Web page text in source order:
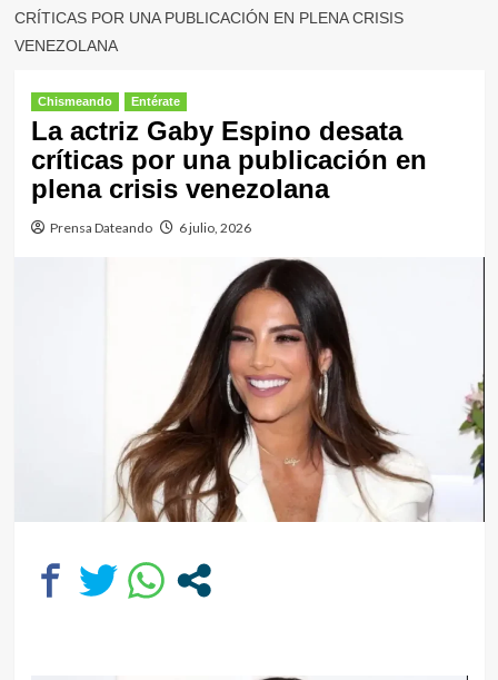
CRÍTICAS POR UNA PUBLICACIÓN EN PLENA CRISIS
VENEZOLANA
Chismeando Entérate
La actriz Gaby Espino desata
críticas por una publicación en
plena crisis venezolana
Prensa Dateando 6 julio, 2026